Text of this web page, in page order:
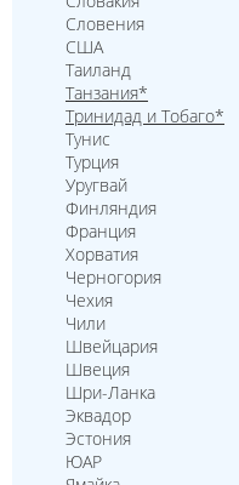
Словения
США
Таиланд
Танзания*
Тринидад и Тобаго*
Тунис
Турция
Уругвай
Финляндия
Франция
Хорватия
Черногория
Чехия
Чили
Швейцария
Швеция
Шри-Ланка
Эквадор
Эстония
ЮАР